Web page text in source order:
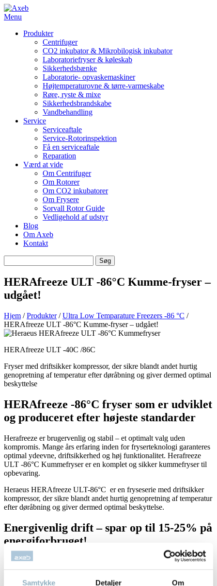
Samtykke Detaljer Om
Menu
Produkter
Centrifuger
CO2 inkubator & Mikrobilogisk inkubator
Laboratoriefryser & køleskab
Sikkerhedsbænke
Laboratorie- opvaskemaskiner
Højtemperaturovne & tørre-varmeskabe
Røre, ryste & mixe
Sikkerhedsbrandskabe
Vandbehandling
Service
Serviceaftale
Service-Rotorinspektion
Få en serviceaftale
Reparation
Værd at vide
Om Centrifuger
Om Rotorer
Om CO2 inkubatorer
Om Frysere
Sorvall Rotor Guide
Vedligehold af udstyr
Blog
Om Axeb
Kontakt
efter
Søg
HERAfreeze ULT -86°C Kumme-fryser –
udgået!
Hjem /Produkter/Ultra Low Temparature Freezers -86 °C /
HERAfreeze ULT -86°C Kumme-fryser – udgået!
HERAfreeze ULT -40C /86C
Fryser med driftsikker kompressor, der sikre blandt andet hurtig
genopretning af temperatur efter døråbning og giver dermed optimal
beskyttelse
HERAfreeze -86°C fryser som er udviklet
og produceret efter højeste standarder
Herafreeze er brugervenlig og stabil – et optimalt valg uden
kompromis. Mange års erfaring inden for fryserteknologi garanteres
optimal ydeevne, driftsikkerhed og høj funktionalitet. Herafreeze
ULT -86°C Kummefryser er en komplet og sikker kummefryser til
opbevaring.
Heraeus HERAfreeze ULT-86°C er en fryseserie med driftsikker
kompressor, der sikre blandt andet hurtig genopretning af temperatur
efter døråbning og giver dermed optimal beskyttelse.
Energivenlig drift – spar op til 15-25% på
energiforbruget!
Fakta om køleskab og fryser –
KMO – Kølebranchens Miljøordning –